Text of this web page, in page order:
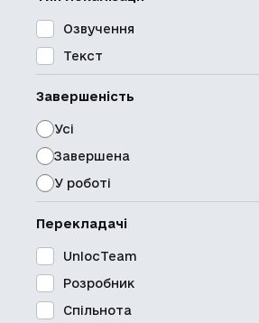
Мережева гра
Метроїдванія
Платформер
Пригоди
Приховані об’єкти
Рольова гра
Озвучення
Текст
Завершеність
Усі
Завершена
У роботі
Перекладачі
UnlocTeam
Розробник
Спільнота